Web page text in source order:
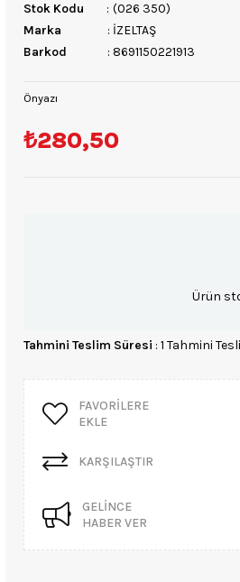
Stok Kodu
(026 350)
Marka
: İZELTAŞ
Barkod
: 8691150221913
Önyazı
₺280,50
Ürün
Tahmini Teslim Süresi : 1 Tahmini
FAVORILERE
EKLE
KARŞILAŞTIR
GELINCE
HABER VER